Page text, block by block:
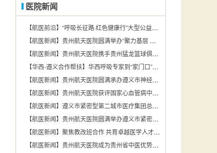
医院新闻
【航医前沿】“呼吸长征路·红色健康行”大型公益项目遵义站在贵州航天医院圆满举行
【航医新闻】贵州航天医院圆满举办“聚力基层 赋能发展——2026年贵州基层医疗机构消毒供应学术交流会第四期”
【航医新闻】贵州航天医院携手贵州猛龙篮球俱乐部探索“体医融合”新路径
【华西-遵义合作帮扶】华西呼吸专家到“家门口”看病！大家直呼“太方便了”
【航医新闻】贵州航天医院圆满承办遵义市神经疾病规范化诊治暨远程脑电图培训会
【航医新闻】贵州航天医院获评国家心血管病中心肺动脉高压专科联盟培育中心
【航医新闻】遵义市紧密型第二城市医疗集团总院举办院感防控能力提升专项培训班
【航医新闻】贵州航天医院圆满举办遵义市紧密型第二城市医疗集团基层急救技术培训会
【航医新闻】聚焦教改班合作 共育卓越医学人才——遵义医药高等专科学校携手贵州航天医院，打造医教协同育人新模式
【航医新闻】贵州航天医院成为贵州省中医优势专科（中医护理）联盟成员单位